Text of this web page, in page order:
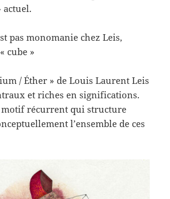
actuel.
pas monomanie chez Leis,
cube »
/ Éther » de Louis Laurent Leis
et riches en significations.
récurrent qui structure
l’ensemble de ces